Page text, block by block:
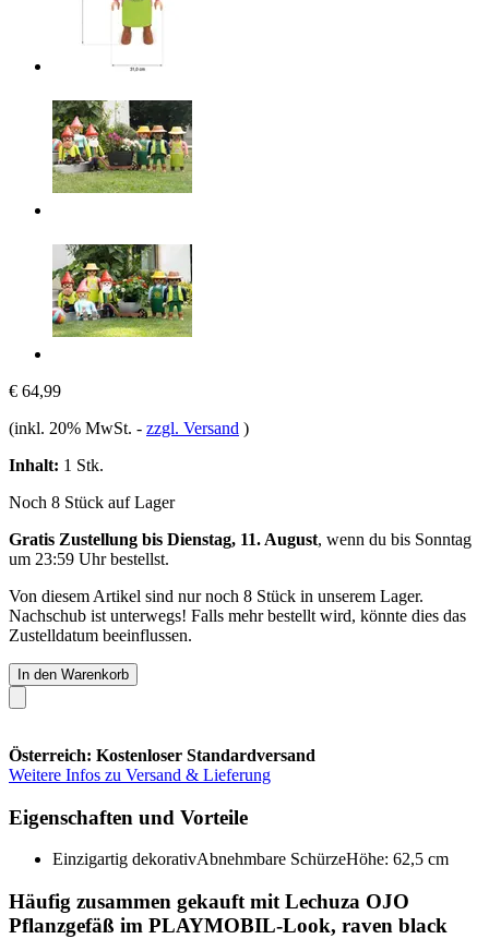
€ 64,99
(inkl. 20% MwSt. - zzgl. Versand )
Inhalt: 1 Stk.
Noch 8 Stück auf Lager
Gratis Zustellung bis Dienstag, 11. August, wenn du bis Sonntag
um 23:59 Uhrbestellst.
Von diesem Artikel sind nur noch 8 Stück in unserem Lager.
Nachschub ist unterwegs! Falls mehr bestellt wird, könnte dies das
Zustelldatum beeinflussen.
In den Warenkorb
Österreich: Kostenloser Standardversand
Weitere Infos zu Versand & Lieferung
Eigenschaften und Vorteile
Einzigartig dekorativAbnehmbare SchürzeHöhe: 62,5 cm
Häufig zusammen gekauft mit Lechuza OJO
Pflanzgefäß im PLAYMOBIL-Look, raven black